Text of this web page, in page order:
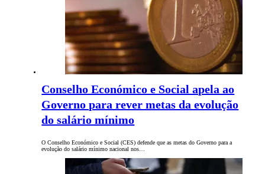
Conselho Económico e Social apela ao
Governo para rever metas da evolução
do salário mínimo
O Conselho Económico e Social (CES) defende que as metas do Governo para a
evolução do salário mínimo nacional nos…